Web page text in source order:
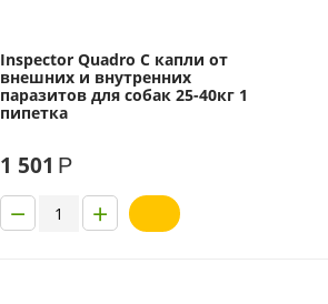
Inspector Quadro C капли от
внешних и внутренних
паразитов для собак 25-40кг 1
пипетка
1 501 Р
+
−